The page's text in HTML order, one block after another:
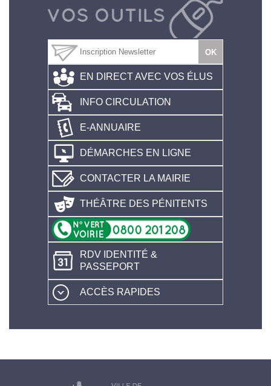
EN DIRECT AVEC VOS ÉLUS
INFO CIRCULATION
E-ANNUAIRE
DÉMARCHES EN LIGNE
CONTACTER LA MAIRIE
THÉÂTRE DES PÉNITENTS
RDV IDENTITÉ &
PASSEPORT
ACCÈS RAPIDES